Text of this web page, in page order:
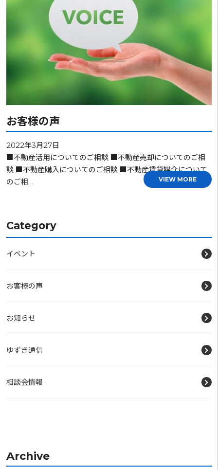
お客様の声
2022年3月27日
■不動産活用についてのご相談 ■不動産売却についてのご相
談 ■不動産購入についてのご相談 ■不動産賃貸媒介について
のご相…
VIEW MORE
Category
イベント
お客様の声
お知らせ
ゆずき通信
相談会情報
Archive